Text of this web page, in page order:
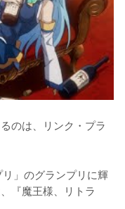
のは、リンク・プラ
」のグランプリに輝
『魔王様、リトラ